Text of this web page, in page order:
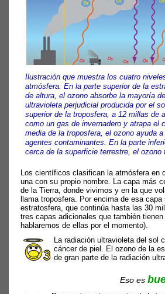
Ilustración que muestra los cuatro
atmósfera. En la parte superior de la
de altura, el ozono absorbe la mayoría
ultravioleta perjudicial producida por el
superior de la troposfera, a 12 millas de
como un gas de invernadero y atrapa el
media de la troposfera, el ozono ayuda
agentes contaminantes. En la parte
cerca de la superficie terrestre, el ozono
Los científicos clasifican la atmósfera en
una con su propio nombre. La capa más
de la Tierra, donde vivimos y en la que
llama troposfera. Por encima de esa
estratosfera, que continúa hasta las 30
tres capas adicionales que también
hablaremos de ellas por el momento).
La radiación ultravioleta del sol
cáncer de piel. El ozono de la
de gran parte de la radiación
Eso es